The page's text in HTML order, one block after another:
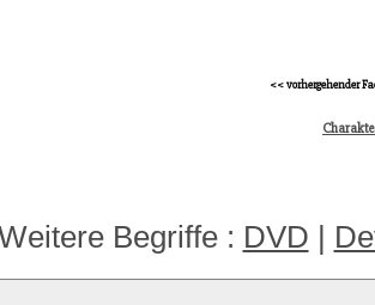
<< vorhergehender
Begriffe : DVD